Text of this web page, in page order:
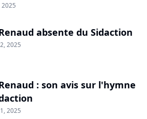
absente du Sidaction
2025
: son avis sur l'hymne
2025